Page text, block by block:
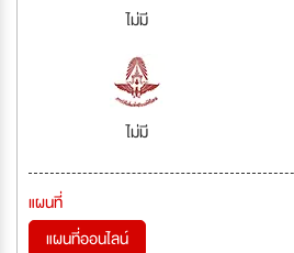
ไม่มี
ไม่มี
แผนที่
แผนที่ออนไลน์